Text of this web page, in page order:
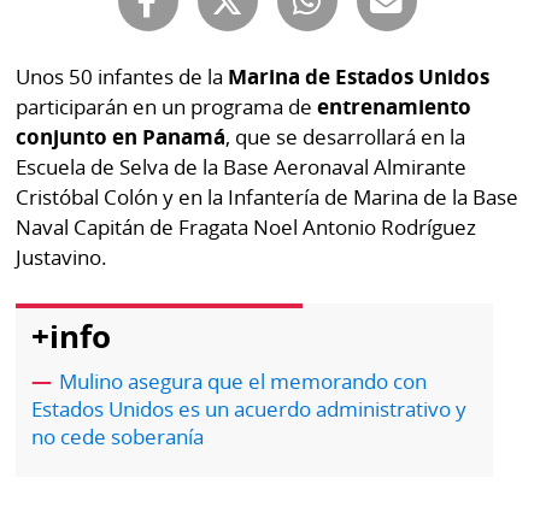
Buscador
Comunicados
Catálogos
Lotería
Kiosko
digital
Luctuosas
RSS
Temas
Autores
Notas
al
Buenas
prácticas
OTROS
Unos 50 infantes de la Marina de Estados Unidos
participarán en un programa deentrenamiento
conjunto en Panamá, que se desarrollará en la
Escuela de Selva de la Base Aeronaval Almirante
Cristóbal Colón y en la Infantería de Marina de la Base
Naval Capitán de Fragata Noel Antonio Rodríguez
Justavino.
+info
Mulino asegura que el memorando con
Estados Unidos es un acuerdo administrativo y
no cede soberanía